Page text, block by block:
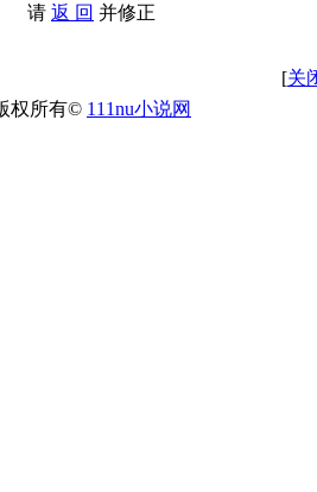
请 返 回 并修正
[关
权所有© 111nu小说网